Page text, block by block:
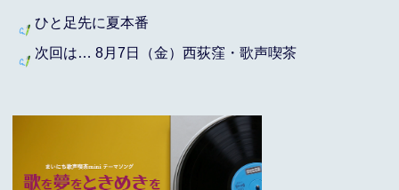
ひと足先に夏本番
次回は… 8月7日（金）西荻窪・歌声喫茶